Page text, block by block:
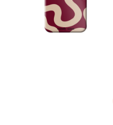
Contact